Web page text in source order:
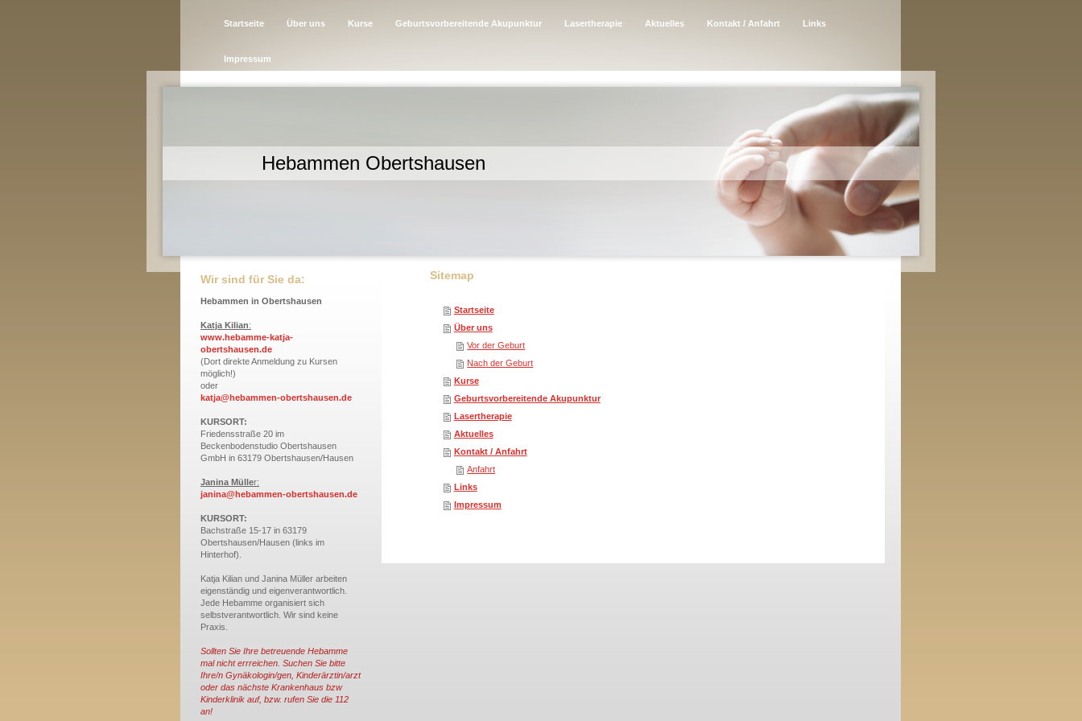
Startseite Über uns Kurse Geburtsvorbereitende Akupunktur Lasertherapie Aktuelles Kontakt / Anfahrt Links
Impressum
Hebammen Obertshausen
Wir sind für Sie da:
Hebammen in Obertshausen
Katja Kilian:
www.hebamme-katja-
obertshausen.de
(Dort direkte Anmeldung zu Kursen
möglich!)
oder
katja@hebammen-obertshausen.de
KURSORT:
Friedensstraße 20 im
Beckenbodenstudio Obertshausen
GmbH in 63179 Obertshausen/Hausen
Janina Müller:
janina@hebammen-obertshausen.de
KURSORT:
Bachstraße 15-17 in 63179
Obertshausen/Hausen (links im
Hinterhof).
Katja Kilian und Janina Müller arbeiten
eigenständig und eigenverantwortlich.
Jede Hebamme organisiert sich
selbstverantwortlich. Wir sind keine
Praxis.
Sollten Sie Ihre betreuende Hebamme
mal nicht errreichen. Suchen Sie bitte
Ihre/n Gynäkologin/gen, Kinderärztin/arzt
oder das nächste Krankenhaus bzw
Kinderklinik auf, bzw. rufen Sie die 112
an!
Sitemap
Startseite
Über uns
Vor der Geburt
Nach der Geburt
Kurse
Geburtsvorbereitende Akupunktur
Lasertherapie
Aktuelles
Kontakt / Anfahrt
Anfahrt
Links
Impressum